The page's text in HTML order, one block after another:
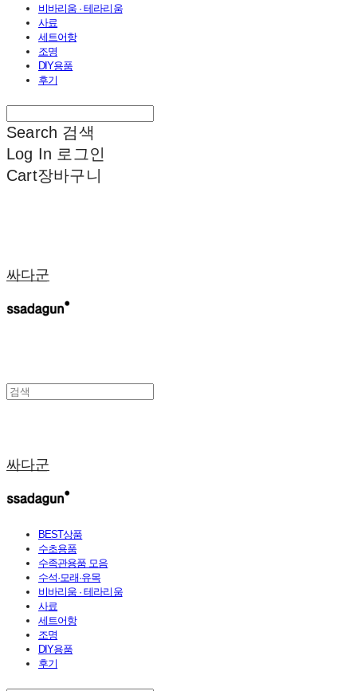
비바리움 · 테라리움
사료
세트어항
조명
DIY용품
후기
Search 검색
Log In 로그인
Cart장바구니
싸다군
싸다군
BEST상품
수초용품
수족관용품 모음
수석·모래·유목
비바리움 · 테라리움
사료
세트어항
조명
DIY용품
후기